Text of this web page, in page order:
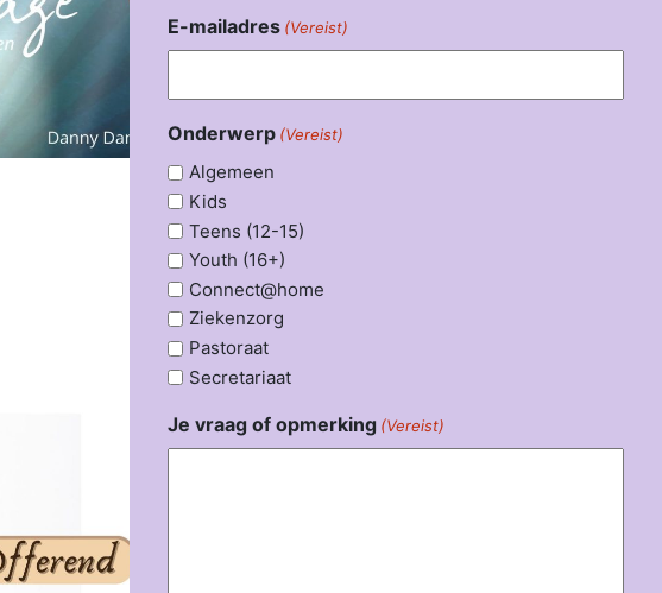
E-mailadres (Vereist)
Onderwerp (Vereist)
Algemeen
Kids
Teens (12-15)
Youth (16+)
Connect@home
Ziekenzorg
Pastoraat
Secretariaat
Je vraag of opmerking (Vereist)